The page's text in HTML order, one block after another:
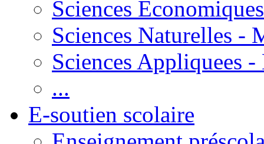
Sciences Economiques
Sciences Naturelles -
Sciences Appliquees
...
E-soutien scolaire